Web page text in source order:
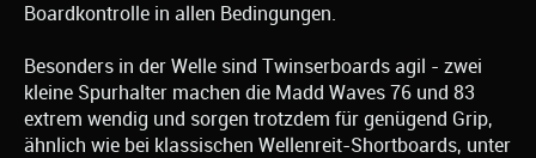
Boardkontrolle in allen Bedingungen.
Besonders in der Welle sind Twinserboards agil - zwei
kleine Spurhalter machen die Madd Waves 76 und 83
extrem wendig und sorgen trotzdem für genügend Grip,
ähnlich wie bei klassischen Wellenreit-Shortboards, unter